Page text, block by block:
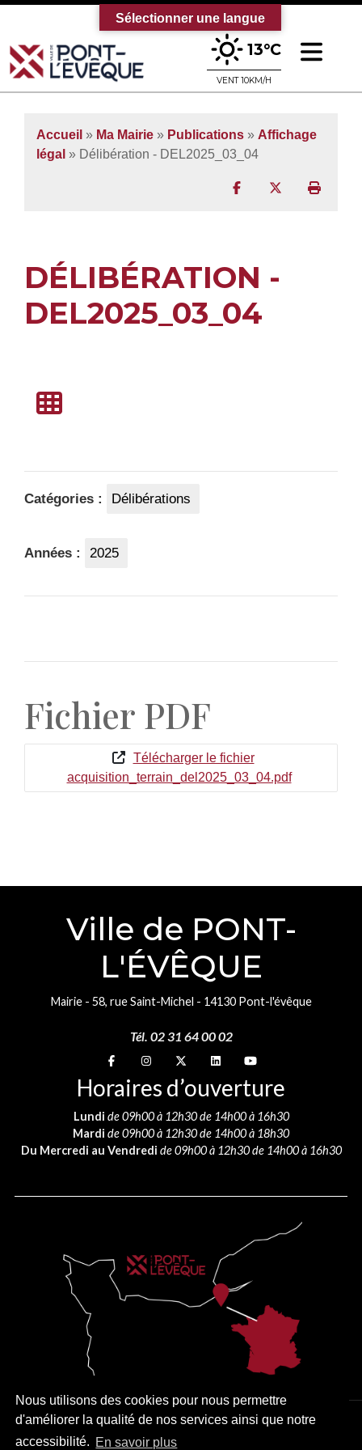
Nous utilisons des cookies pour nous permettre
d'améliorer la qualité de nos services ainsi que notre
accessibilité. En savoir plus
Bienvenue sur le site officiel de la
13°C
VENT 10KM/H
Accueil » Ma Mairie » Publications » Affichage
légal » Délibération - DEL2025_03_04
Partager surPartager sur
DÉLIBÉRATION -
DEL2025_03_04
Catégories : Délibérations
Années : 2025
Fichier PDF
Télécharger le fichier
acquisition_terrain_del2025_03_04.pdf
Ville de PONT-
L'ÉVÊQUE
Mairie - 58, rue Saint-Michel - 14130 Pont-l'évêque
Tél. 02 31 64 00 02
Suivez-nous sur
Suivez-nous sur
Suivez-nous sur
Suivez-nous sur
Suivez-nous sur
Horaires d’ouverture
Lundi de 09h00 à 12h30 de 14h00 à 16h30
Mardi de 09h00 à 12h30 de 14h00 à 18h30
Du Mercredi au Vendredi de 09h00 à 12h30 de 14h00 à 16h30
PLAN DU SITE MENTIONS LÉGALES ACCESSIBILITÉ
Sélectionner une langue